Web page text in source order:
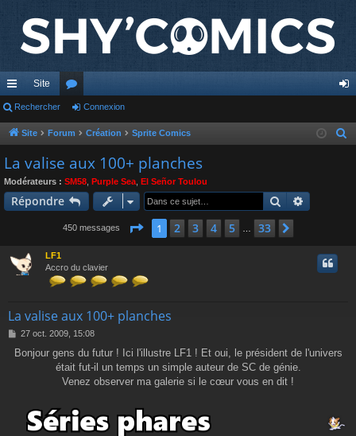
cc
ès
ra
pi
de
Site
or
u
s
ne
Rechercher Connexion
Site Forum Création Sprite Comics
La valise aux 100+ planches
Modérateurs : SM58 Purple Sea El Señor Toulou
Répondre Rechercher
450 messages Page 1sur 33
1 2 3 4 5 33
LF1
Accro du clavier
La valise aux 100+ planches
M
s
27 oct. 2009, 15:08
Bonjour gens du futur ! Ici l'illustre LF1 ! Et oui, le président de l'univers
était fut-il un temps un simple auteur de SC de génie.
Venez observer ma galerie si le cœur vous en dit !